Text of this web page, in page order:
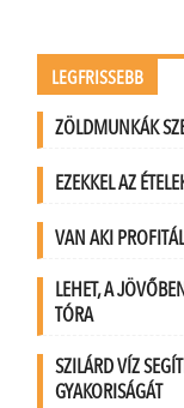
LEGFRISSEBB
ZÖLDMUNKÁK
EZEKKEL AZ
VAN AKI
LEHET, A
TÓRA
SZILÁRD VÍZ
GYAKORISÁGÁT